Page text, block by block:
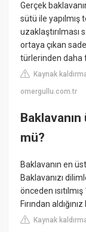
Gerçek
sütü ile yapılmış
uzaklaştırılması
ortaya çıkan
türlerinden daha
Kaynak
omergullu.com.tr
mü?
Baklavanın en
Baklavanızı
önceden
Fırından
Kaynak